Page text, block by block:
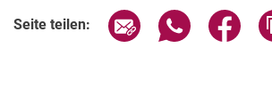
Seite teilen: Seite über E-Mail
Seite über